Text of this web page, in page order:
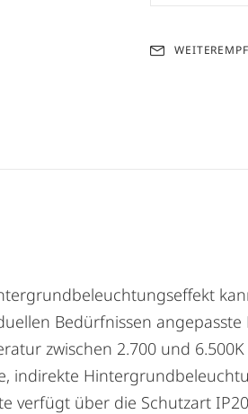
Bedürfnissen
zwischen 2.700 und
indirekte
über die Schutzart